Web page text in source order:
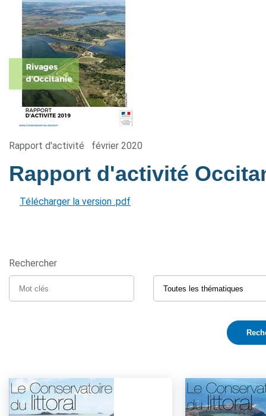
Rapport d'activité février 2020
Rapport d'activité
Télécharger la version .pdf
Rechercher